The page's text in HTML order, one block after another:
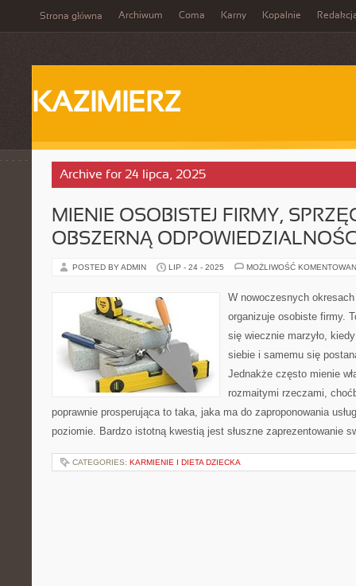
Strona główna Archiwum Coma Karny Kopalnie
KAZIMIERZ
Archive for 24 lipca, 2025
MIENIE OSOBISTEJ FIRMY,
OBSZERNĄ
POSTED BY ADMIN LIP - 24 - 2025 MOŻLIWOŚĆ
W nowoczesnych
organizuje osobiste firmy.
się wiecznie marzyło,
siebie i samemu się
Jednakże często mienie
rozmaitymi rzeczami,
poprawnie prosperująca to taka, jaka ma do zaproponowania
poziomie. Bardzo istotną kwestią jest słuszne zaprezentowanie
CATEGORIES: KARMIENIE I DIETA DZIECKA